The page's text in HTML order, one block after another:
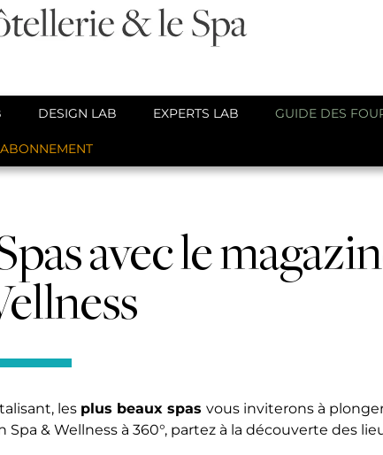
DESIGN LAB EXPERTS LAB GUIDE DES
ABONNEMENT
avec le
les plus beaux spas vous inviterons à
Spa & Wellness à 360°, partez à la découverte des